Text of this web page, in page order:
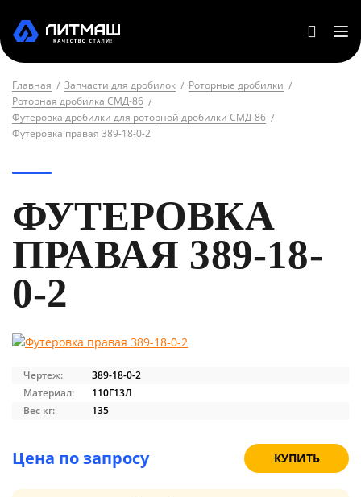
Главная Запчасти для дробилок
Роторные дробилки
Роторная дробилка СМД-86
Футеровка дробилки для роторной дробилки СМД-86
Футеровка правая 389-18-0-2
ФУТЕРОВКА
ПРАВАЯ 389-18-
0-2
Чертеж:
389-18-0-2
Материал:
110Г13Л
Вес кг:
135
Цена по запросу КУПИТЬ